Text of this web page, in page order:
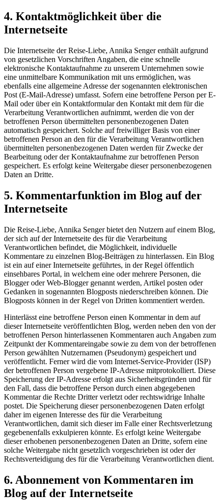
4. Kontaktmöglichkeit über die
Internetseite
Die Internetseite der Reise-Liebe, Annika Senger enthält aufgrund
von gesetzlichen Vorschriften Angaben, die eine schnelle
elektronische Kontaktaufnahme zu unserem Unternehmen sowie
eine unmittelbare Kommunikation mit uns ermöglichen, was
ebenfalls eine allgemeine Adresse der sogenannten elektronischen
Post (E-Mail-Adresse) umfasst. Sofern eine betroffene Person per E-
Mail oder über ein Kontaktformular den Kontakt mit dem für die
Verarbeitung Verantwortlichen aufnimmt, werden die von der
betroffenen Person übermittelten personenbezogenen Daten
automatisch gespeichert. Solche auf freiwilliger Basis von einer
betroffenen Person an den für die Verarbeitung Verantwortlichen
übermittelten personenbezogenen Daten werden für Zwecke der
Bearbeitung oder der Kontaktaufnahme zur betroffenen Person
gespeichert. Es erfolgt keine Weitergabe dieser personenbezogenen
Daten an Dritte.
5. Kommentarfunktion im Blog auf der
Internetseite
Die Reise-Liebe, Annika Senger bietet den Nutzern auf einem Blog,
der sich auf der Internetseite des für die Verarbeitung
Verantwortlichen befindet, die Möglichkeit, individuelle
Kommentare zu einzelnen Blog-Beiträgen zu hinterlassen. Ein Blog
ist ein auf einer Internetseite geführtes, in der Regel öffentlich
einsehbares Portal, in welchem eine oder mehrere Personen, die
Blogger oder Web-Blogger genannt werden, Artikel posten oder
Gedanken in sogenannten Blogposts niederschreiben können. Die
Blogposts können in der Regel von Dritten kommentiert werden.
Hinterlässt eine betroffene Person einen Kommentar in dem auf
dieser Internetseite veröffentlichten Blog, werden neben den von der
betroffenen Person hinterlassenen Kommentaren auch Angaben zum
Zeitpunkt der Kommentareingabe sowie zu dem von der betroffenen
Person gewählten Nutzernamen (Pseudonym) gespeichert und
veröffentlicht. Ferner wird die vom Internet-Service-Provider (ISP)
der betroffenen Person vergebene IP-Adresse mitprotokolliert. Diese
Speicherung der IP-Adresse erfolgt aus Sicherheitsgründen und für
den Fall, dass die betroffene Person durch einen abgegebenen
Kommentar die Rechte Dritter verletzt oder rechtswidrige Inhalte
postet. Die Speicherung dieser personenbezogenen Daten erfolgt
daher im eigenen Interesse des für die Verarbeitung
Verantwortlichen, damit sich dieser im Falle einer Rechtsverletzung
gegebenenfalls exkulpieren könnte. Es erfolgt keine Weitergabe
dieser erhobenen personenbezogenen Daten an Dritte, sofern eine
solche Weitergabe nicht gesetzlich vorgeschrieben ist oder der
Rechtsverteidigung des für die Verarbeitung Verantwortlichen dient.
6. Abonnement von Kommentaren im
Blog auf der Internetseite